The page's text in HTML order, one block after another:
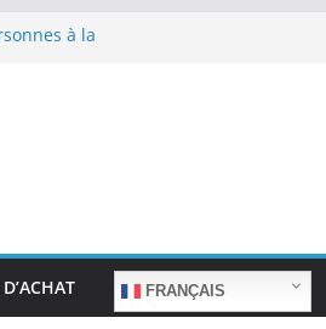
à la
: Cuisson
les
FRANÇAIS